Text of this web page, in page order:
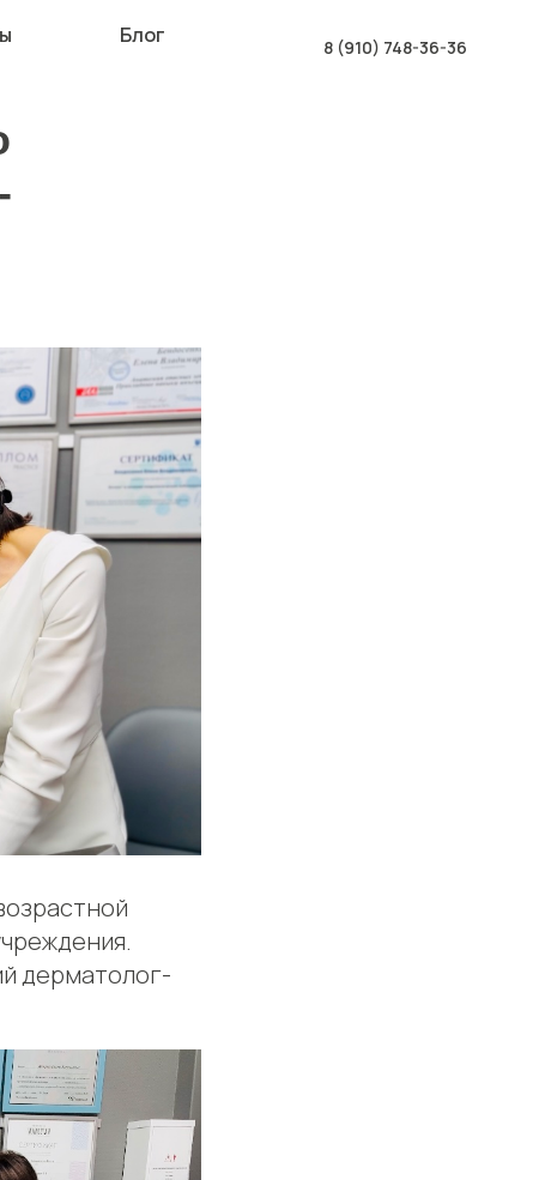
Блог
8 (910) 748-36-36
дерматолог-